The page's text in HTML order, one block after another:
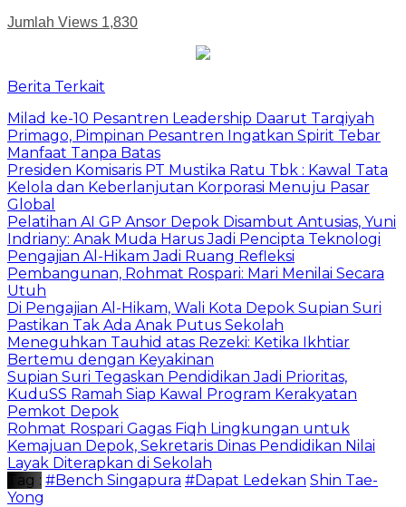
Jumlah Views 1,830
Berita Terkait
Milad ke-10 Pesantren Leadership Daarut Tarqiyah
Primago, Pimpinan Pesantren Ingatkan Spirit Tebar
Manfaat Tanpa Batas
Presiden Komisaris PT Mustika Ratu Tbk : Kawal Tata
Kelola dan Keberlanjutan Korporasi Menuju Pasar
Global
Pelatihan AI GP Ansor Depok Disambut Antusias, Yuni
Indriany: Anak Muda Harus Jadi Pencipta Teknologi
Pengajian Al-Hikam Jadi Ruang Refleksi
Pembangunan, Rohmat Rospari: Mari Menilai Secara
Utuh
Di Pengajian Al-Hikam, Wali Kota Depok Supian Suri
Pastikan Tak Ada Anak Putus Sekolah
Meneguhkan Tauhid atas Rezeki: Ketika Ikhtiar
Bertemu dengan Keyakinan
Supian Suri Tegaskan Pendidikan Jadi Prioritas,
KuduSS Ramah Siap Kawal Program Kerakyatan
Pemkot Depok
Rohmat Rospari Gagas Fiqh Lingkungan untuk
Kemajuan Depok, Sekretaris Dinas Pendidikan Nilai
Layak Diterapkan di Sekolah
Tag : #Bench Singapura #Dapat Ledekan Shin Tae-
Yong